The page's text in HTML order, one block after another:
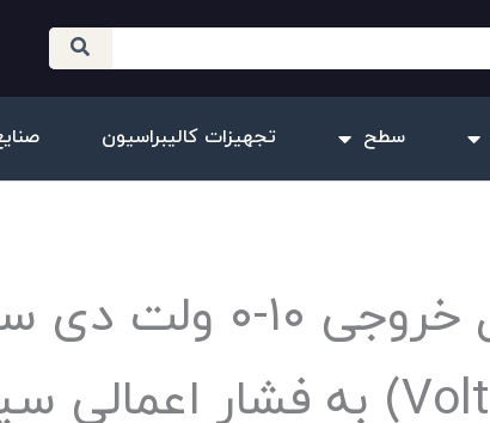
سطح تجهیزات کالیبراسیون
مبدل خروجی ۱۰-۰ ولت